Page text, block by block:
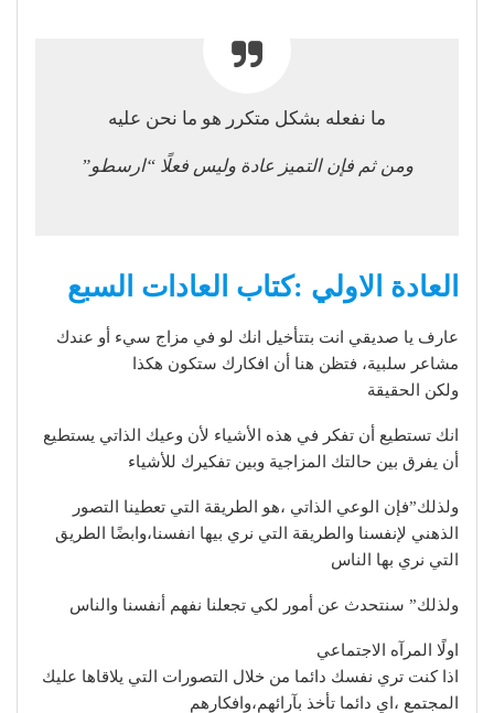
ما نفعله بشكل متكرر هو ما نحن عليه
ومن ثم فإن التميز عادة وليس فعلًا “ارسطو”
العادة الاولي :كتاب العادات السبع
عارف يا صديقي انت بتتأخيل انك لو في مزاج سيء أو عندك
مشاعر سلبية، فتظن هنا أن افكارك ستكون هكذا
ولكن الحقيقة
انك تستطيع أن تفكر في هذه الأشياء لأن وعيك الذاتي يستطيع
أن يفرق بين حالتك المزاجية وبين تفكيرك للأشياء
ولذلك”فإن الوعي الذاتي ،هو الطريقة التي تعطينا التصور
الذهني لإنفسنا والطريقة التي نري بيها انفسنا،وابضًا الطريق
التي نري بها الناس
ولذلك” سنتحدث عن أمور لكي تجعلنا نفهم أنفسنا والناس
اولًا المرآه الاجتماعي
اذا كنت تري نفسك دائما من خلال التصورات التي يلاقاها عليك
المجتمع ،اي دائما تأخذ بآرائهم،وافكارهم